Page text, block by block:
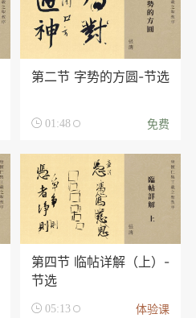
第二节 字势的方圆-节选
 01:48 免费
第四节 临帖详解（上）-
节选
 05:13 体验课